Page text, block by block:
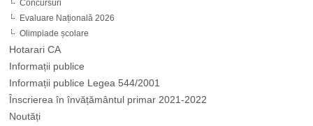
Concursuri
Evaluare Națională 2026
Olimpiade școlare
Hotarari CA
Informații publice
Informații publice Legea 544/2001
Înscrierea în învățământul primar 2021-2022
Noutăți